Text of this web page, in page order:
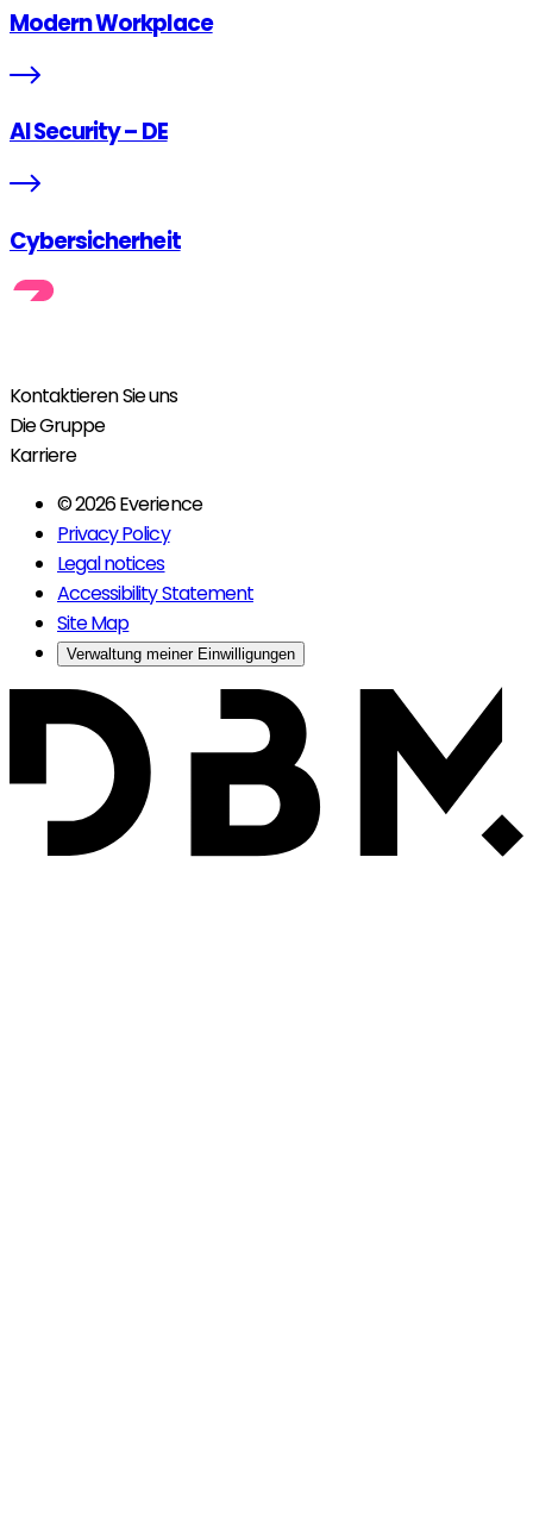
Modern Workplace
AI Security – DE
Cybersicherheit
Kontaktieren Sie uns
Die Gruppe
Karriere
© 2026 Everience
Privacy Policy
Legal notices
Accessibility Statement
Site Map
Verwaltung meiner Einwilligungen